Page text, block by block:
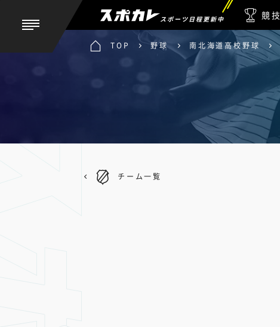
スポーツ日程更新中 競技
TOP 野球 南北海道高校野球
チーム一覧